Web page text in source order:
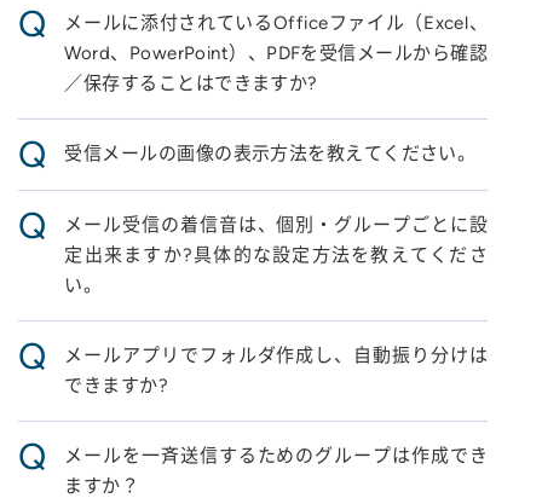
Q
メールに添付されているOfficeファイル（Excel、
Word、PowerPoint）、PDFを受信メールから確認
／保存することはできますか?
Q 受信メールの画像の表示方法を教えてください。
Q
メール受信の着信音は、個別・グループごとに設
定出来ますか?具体的な設定方法を教えてくださ
い。
Q
メールアプリでフォルダ作成し、自動振り分けは
できますか?
Q
メールを一斉送信するためのグループは作成でき
ますか？